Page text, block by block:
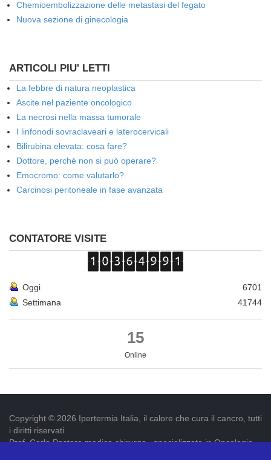
Chemioembolizzazione delle metastasi del fegato
Nuova sezione di ginecologia
ARTICOLI PIU' LETTI
La febbre di natura neoplastica
Ascite nel paziente oncologico
La necrosi nella massa tumorale
I linfonodi sovraclaveari e laterocervicali
Bilirubina elevata: cosa fare?
Dottore, perché non si può operare?
Emocromo: come valutarlo?
Carcinosi peritoneale in fase avanzata
CONTATORE VISITE
Oggi
6701
Settimana
41744
15
Online
Copyright © 2026 Ipertermia Italia, il calore che cura il cancro, tutti
i diritti riservati
Prof. Carlo Pastore medico chirurgo , specializzato in Oncologia.